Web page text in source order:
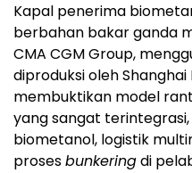
Kapal penerima
berbahan bakar ganda
CMA CGM Group,
diproduksi oleh
membuktikan model
yang sangat
biometanol, logistik
prosesbunkeringdi